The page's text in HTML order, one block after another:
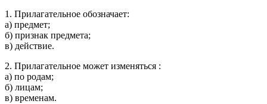
1. Прилагательное обозначает:
а) предмет;
б) признак предмета;
в) действие.
2. Прилагательное может изменяться :
а) по родам;
б) лицам;
в) временам.